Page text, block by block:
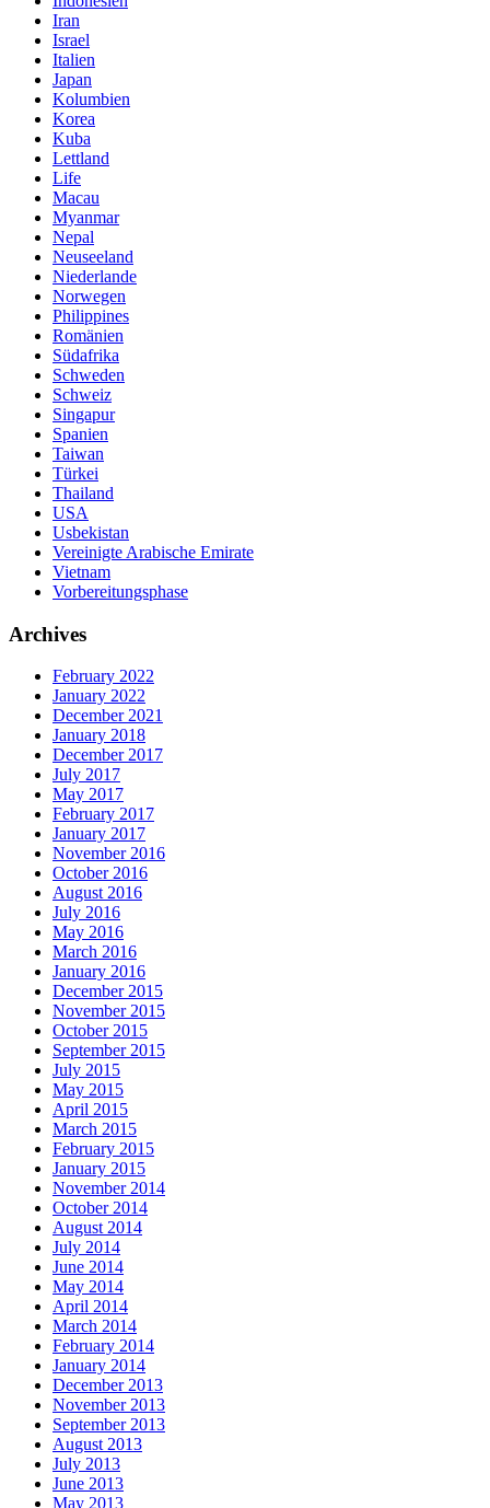
Iran
Israel
Italien
Japan
Kolumbien
Korea
Kuba
Lettland
Life
Macau
Myanmar
Nepal
Neuseeland
Niederlande
Norwegen
Philippines
Romänien
Südafrika
Schweden
Schweiz
Singapur
Spanien
Taiwan
Türkei
Thailand
USA
Usbekistan
Vereinigte Arabische Emirate
Vietnam
Vorbereitungsphase
Archives
February 2022
January 2022
December 2021
January 2018
December 2017
July 2017
May 2017
February 2017
January 2017
November 2016
October 2016
August 2016
July 2016
May 2016
March 2016
January 2016
December 2015
November 2015
October 2015
September 2015
July 2015
May 2015
April 2015
March 2015
February 2015
January 2015
November 2014
October 2014
August 2014
July 2014
June 2014
May 2014
April 2014
March 2014
February 2014
January 2014
December 2013
November 2013
September 2013
August 2013
July 2013
June 2013
May 2013